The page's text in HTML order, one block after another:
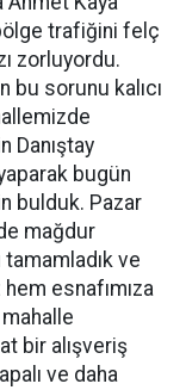
trafiğini felç
zorluyordu.
sorunu kalıcı
Danıştay
bugün
bulduk. Pazar
mağdur
tamamladık ve
esnafımıza
bir alışveriş
ve daha